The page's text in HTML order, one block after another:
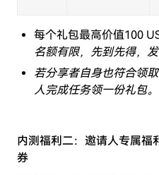
每个礼包最高价值100
名额有限，先到先得，发
若分享者自身也符合领
人完成任务领一份礼包。
内测福利二：邀请人专属福
券